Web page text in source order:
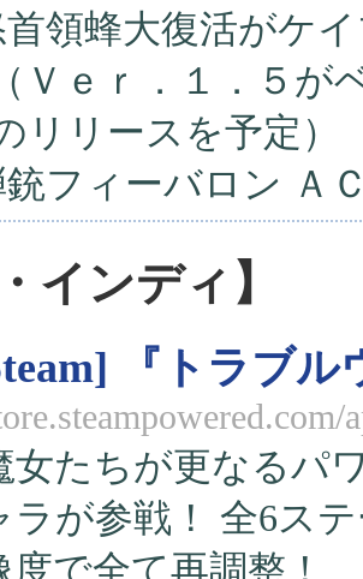
首領蜂大復活がケ
Ｖｅｒ．１．５が
リリースを予定）
銃フィーバロン Ａ
インディ】
『トラブ
女たちが更なるパ
ラが参戦！ 全6ス
度で全て再調整！